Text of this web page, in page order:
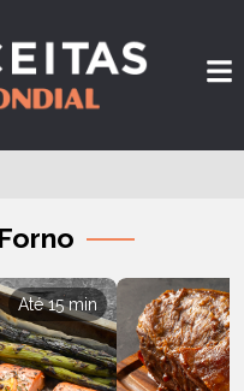
Até 15 min